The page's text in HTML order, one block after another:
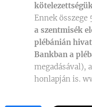
Ennek
a szentmisék
plébánián
Bankban a
megadásával),
honlapján is.